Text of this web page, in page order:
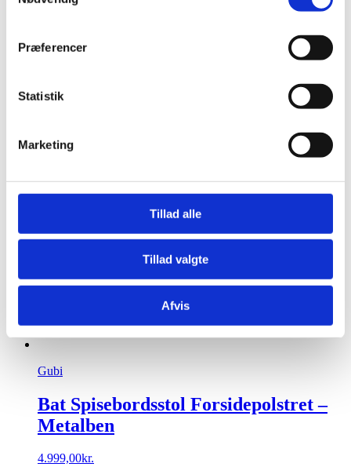
Præferencer
Statistik
Marketing
Tillad alle
Tillad valgte
Afvis
Gubi
Bat Spisebordsstol Forsidepolstret –
Metalben
4.999,00kr.